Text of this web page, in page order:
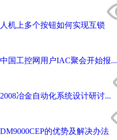
人机上多个按钮如何实现互锁
中国工控网用户IAC聚会开始报...
2008冶金自动化系统设计研讨...
DM9000CEP的优势及解决办法